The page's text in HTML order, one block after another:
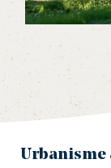
Urbanisme